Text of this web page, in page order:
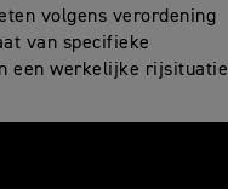
volgens verordening
van specifieke
een werkelijke rijsituatie